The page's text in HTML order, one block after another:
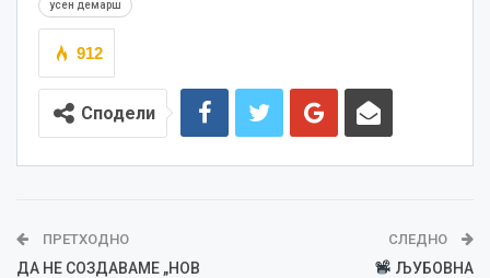
усен демарш
912
Сподели
ПРЕТХОДНО
ДА НЕ СОЗДАВАМЕ „НОВ
СЛЕДНО
ЉУБОВНА